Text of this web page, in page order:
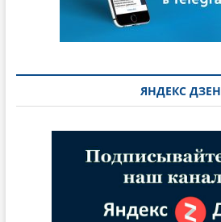
ЯНДЕКС ДЗЕН